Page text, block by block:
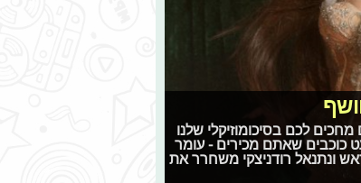
לכם בסיכומוזיקלי שלנו
כוכבים שאתם מכירים - עומר
ונתנאל רודניצקי משחרר את